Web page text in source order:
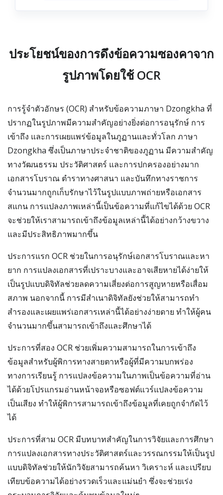
ประโยชน์ของการดึงข้อความซองคาจาก
รูปภาพโดยใช้ OCR
การรู้จำตัวอักษร (OCR) สำหรับข้อความภาษา Dzongkha ที่
ปรากฏในรูปภาพมีความสำคัญอย่างยิ่งต่อการอนุรักษ์ การ
เข้าถึง และการเผยแพร่ข้อมูลในภูฏานและทั่วโลก ภาษา
Dzongkha ซึ่งเป็นภาษาประจำชาติของภูฏาน มีความสำคัญ
ทางวัฒนธรรม ประวัติศาสตร์ และการปกครองอย่างมาก
เอกสารโบราณ ตำราทางศาสนา และบันทึกทางราชการ
จำนวนมากถูกเก็บรักษาไว้ในรูปแบบภาพถ่ายหรือเอกสาร
สแกน การแปลงภาพเหล่านี้เป็นข้อความที่แก้ไขได้ด้วย OCR
จะช่วยให้เราสามารถเข้าถึงข้อมูลเหล่านี้ได้อย่างกว้างขวาง
และมีประสิทธิภาพมากขึ้น
ประการแรก OCR ช่วยในการอนุรักษ์เอกสารโบราณและหา
ยาก การแปลงเอกสารที่เปราะบางและอาจเสียหายได้ง่ายให้
เป็นรูปแบบดิจิทัลช่วยลดความเสี่ยงต่อการสูญหายหรือเสื่อม
สภาพ นอกจากนี้ การมีสำเนาดิจิทัลยังช่วยให้สามารถทำ
สำรองและเผยแพร่เอกสารเหล่านี้ได้อย่างง่ายดาย ทำให้ผู้คน
จำนวนมากขึ้นสามารถเข้าถึงและศึกษาได้
ประการที่สอง OCR ช่วยเพิ่มความสามารถในการเข้าถึง
ข้อมูลสำหรับผู้พิการทางสายตาหรือผู้ที่มีความบกพร่อง
ทางการเรียนรู้ การแปลงข้อความในภาพเป็นข้อความที่อ่าน
ได้ด้วยโปรแกรมอ่านหน้าจอหรือซอฟต์แวร์แปลงข้อความ
เป็นเสียง ทำให้ผู้พิการสามารถเข้าถึงข้อมูลที่เคยถูกจำกัดไว้
ได้
ประการที่สาม OCR มีบทบาทสำคัญในการวิจัยและการศึกษา
การแปลงเอกสารทางประวัติศาสตร์และวรรณกรรมให้เป็นรูป
แบบดิจิทัลช่วยให้นักวิจัยสามารถค้นหา วิเคราะห์ และเปรียบ
เทียบข้อความได้อย่างรวดเร็วและแม่นยำ ซึ่งจะช่วยเร่ง